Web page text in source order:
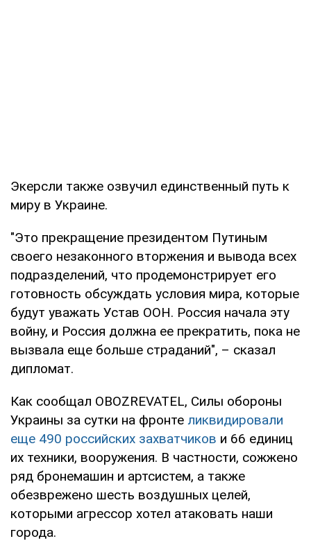
Экерсли также озвучил единственный путь к
миру в Украине.
"Это прекращение президентом Путиным
своего незаконного вторжения и вывода всех
подразделений, что продемонстрирует его
готовность обсуждать условия мира, которые
будут уважать Устав ООН. Россия начала эту
войну, и Россия должна ее прекратить, пока не
вызвала еще больше страданий", – сказал
дипломат.
Как сообщал OBOZREVATEL, Силы обороны
Украины за сутки на фронте ликвидировали
еще 490 российских захватчиков и 66 единиц
их техники, вооружения. В частности, сожжено
ряд бронемашин и артсистем, а также
обезврежено шесть воздушных целей,
которыми агрессор хотел атаковать наши
города.